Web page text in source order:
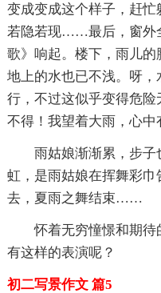
变成变成这个样子，赶
若隐若现……最后，窗外
歌》响起。楼下，雨儿的
地上的水也已不浅。呀
行，不过这似乎变得危
不得！我望着大雨，心中
雨姑娘渐渐累，步
虹，是雨姑娘在挥舞彩巾
去，夏雨之舞结束……
怀着无穷憧憬和期
有这样的表演呢？
初二写景作文 篇5